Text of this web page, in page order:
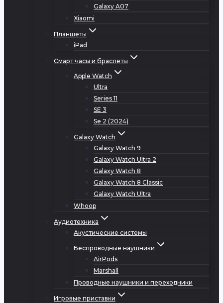
Galaxy A07
Xiaomi
Планшеты
iPad
Смарт часы и браслеты
Apple Watch
Ultra
Series 11
SE 3
Se 2 (2024)
Galaxy Watch
Galaxy Watch 9
Galaxy Watch Ultra 2
Galaxy Watch 8
Galaxy Watch 8 Classic
Galaxy Watch Ultra
Whoop
Аудиотехника
Акустические системы
Беспроводные наушники
AirPods
Marshall
Проводные наушники и переходники
Игровые приставки